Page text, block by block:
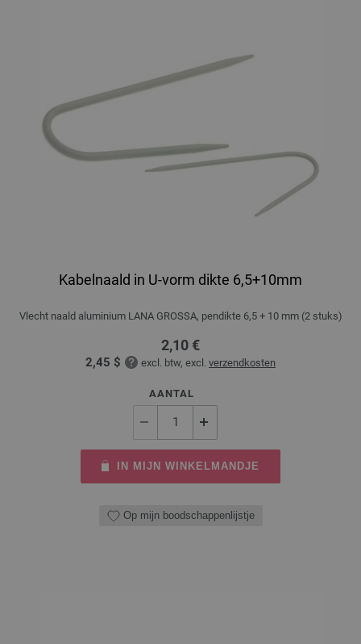
Kabelnaald in U-vorm dikte 6,5+10mm
Vlecht naald aluminium LANA GROSSA, pendikte 6,5 + 10 mm (2 stuks)
2,10 €
2,45 $ excl. btw, excl. verzendkosten
AANTAL
IN MIJN WINKELMANDJE
Op mijn boodschappenlijstje